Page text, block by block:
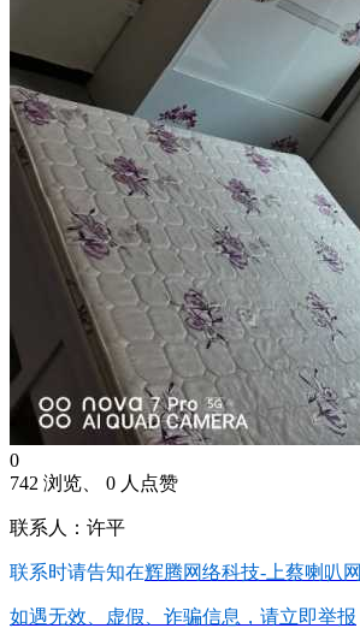
0
742 浏览、 0 人点赞
联系人：许平
联系时请告知在辉腾网络科技-上蔡喇叭网
如遇无效、虚假、诈骗信息，请立即举报